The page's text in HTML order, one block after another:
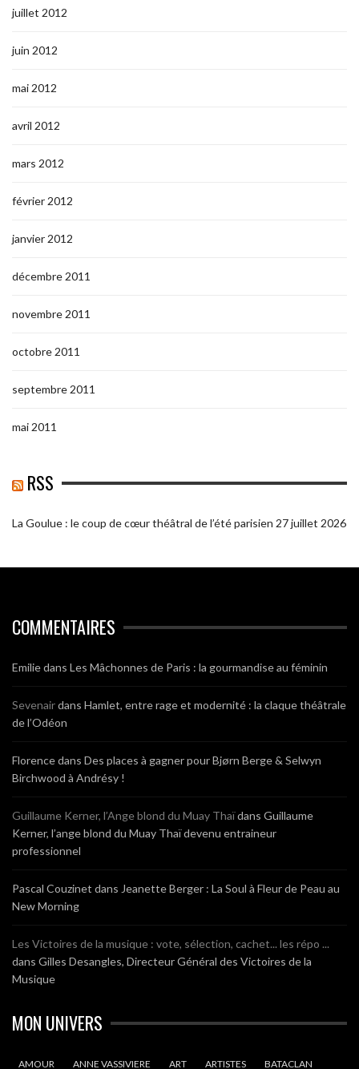
juillet 2012
juin 2012
mai 2012
avril 2012
mars 2012
février 2012
janvier 2012
décembre 2011
novembre 2011
octobre 2011
septembre 2011
mai 2011
RSS
La Goulue : le coup de cœur théâtral de l’été parisien 27 juillet 2026
COMMENTAIRES
Emiliedans Les Mâchonnes de Paris : la gourmandise au féminin
Sevenairdans Hamlet, entre rage et modernité : la claque théâtrale
de l’Odéon
Florencedans Des places à gagner pour Bjørn Berge & Selwyn
Birchwood à Andrésy !
Guillaume Kerner, l’Ange blond du Muay Thaïdans Guillaume
Kerner, l’ange blond du Muay Thaï devenu entraineur
professionnel
Pascal Couzinet dans Jeanette Berger : La Soul à Fleur de Peau au
New Morning
Les Victoires de la musique : vote, sélection, cachet... les répo ...
dans Gilles Desangles, Directeur Général des Victoires de la
Musique
MON UNIVERS
AMOUR ANNE VASSIVIERE ART ARTISTES BATACLAN